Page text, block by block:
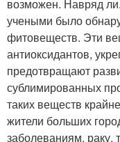
возможен. Навряд
учеными было
фитовеществ. Эти
антиоксидантов,
предотвращают
сублимированных
таких веществ
жители больших
заболеваниям, раку,